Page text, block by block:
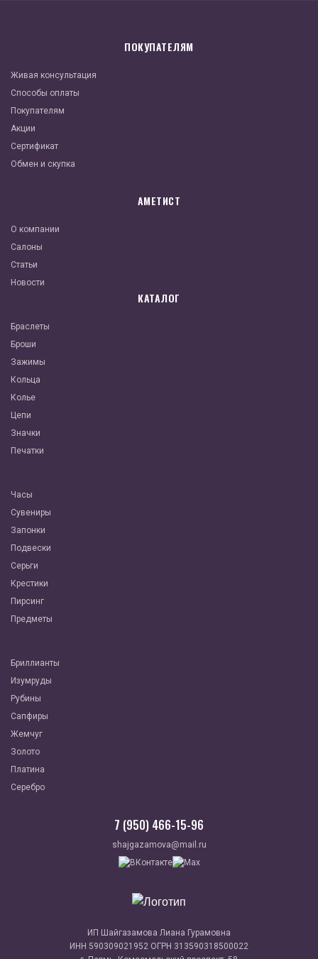
ПОКУПАТЕЛЯМ
Живая консультация
Способы оплаты
Покупателям
Акции
Сертификат
Обмен и скупка
АМЕТИСТ
О компании
Салоны
Статьи
Новости
КАТАЛОГ
Браслеты
Броши
Зажимы
Кольца
Колье
Цепи
Значки
Печатки
Часы
Сувениры
Запонки
Подвески
Серьги
Крестики
Пирсинг
Предметы
Бриллианты
Изумруды
Рубины
Сапфиры
Жемчуг
Золото
Платина
Серебро
7 (950) 466-15-96
shajgazamova@mail.ru
ИП Шайгазамова Лиана Гурамовна
ИНН 590309021952 ОГРН 313590318500022